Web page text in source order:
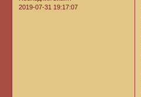
2019-07-31 19:17:07